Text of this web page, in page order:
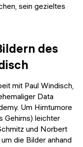
sein gezieltes
des
mit Paul Windisch,
Data
Um Hirntumore
Gehirns) leichter
und Norbert
die Bilder anhand